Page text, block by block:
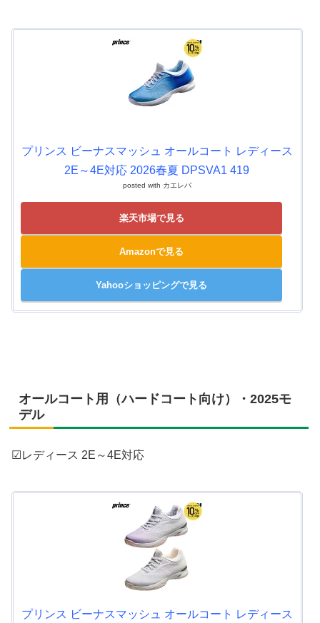
プリンス ビーナスマッシュ オールコート レディース
2E～4E対応 2026春夏 DPSVA1 419
posted with カエレバ
楽天市場で見る
Amazonで見る
Yahooショッピングで見る
オールコート用（ハードコート向け）・2025モ
デル
☑レディース 2E～4E対応
プリンス ビーナスマッシュ オールコート レディース